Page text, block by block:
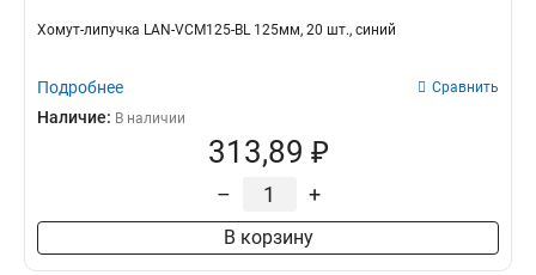
Хомут-липучка LAN-VCM125-BL 125мм, 20 шт., синий
Подробнее Сравнить
Наличие: В наличии
313,89 ₽
– +
В корзину